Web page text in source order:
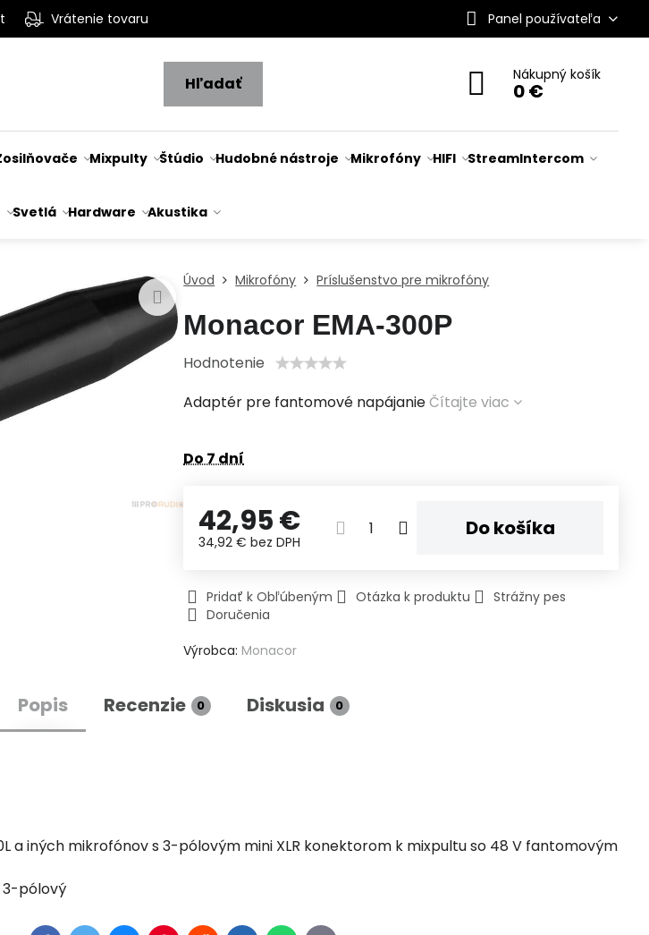
Vrátenie tovaru Panel používateľa
Hľadať Nákupný košík
0 €
Mixpulty Štúdio Hudobné nástroje Mikrofóny HIFI StreamIntercom
Svetlá Hardware Akustika
Úvod Mikrofóny Príslušenstvo pre mikrofóny
Monacor EMA-300P
Hodnotenie
Adaptér pre fantomové napájanieČítajte viac
Do 7 dní
42,95 €
34,92 €bez DPH
Do košíka
Pridať k Obľúbeným Otázka k produktu
Strážny pes
Doručenia
Výrobca: Monacor
Popis Recenzie 0 Diskusia 0
a iných mikrofónov s 3-pólovým mini XLR konektorom k mixpultu so 48 V fantomovým
3-pólový